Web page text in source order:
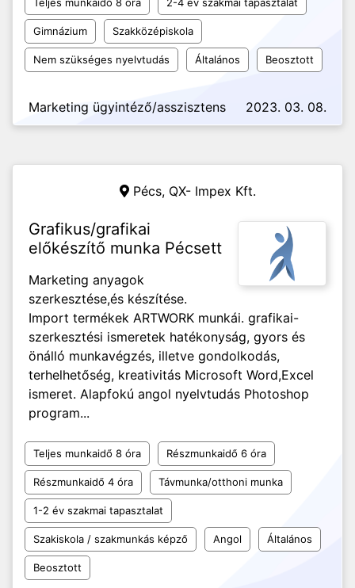
Gimnázium Szakközépiskola
Nem szükséges nyelvtudás Általános Beosztott
Marketing ügyintéző/asszisztens 2023. 03. 08.
Pécs, QX- Impex Kft.
Grafikus/grafikai
előkészítő munka Pécsett
Marketing anyagok
szerkesztése,és készítése.
Import termékek ARTWORK munkái. grafikai-
szerkesztési ismeretek hatékonyság, gyors és
önálló munkavégzés, illetve gondolkodás,
terhelhetőség, kreativitás Microsoft Word,Excel
ismeret. Alapfokú angol nyelvtudás Photoshop
program...
Teljes munkaidő 8 óra Részmunkaidő 6 óra
Részmunkaidő 4 óra Távmunka/otthoni munka
1-2 év szakmai tapasztalat
Szakiskola / szakmunkás képző Angol Általános
Beosztott